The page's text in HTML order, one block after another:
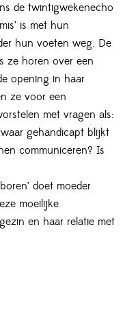
de twintigwekenecho
is met hun
hun voeten weg. De
ze horen over een
opening in haar
ze voor een
met vragen als:
gehandicapt blijkt
communiceren? Is
doet moeder
moeilijke
en haar relatie met